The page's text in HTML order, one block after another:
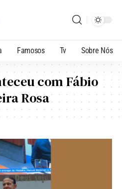
Famosos Tv Sobre Nós
com Fábio
Rosa